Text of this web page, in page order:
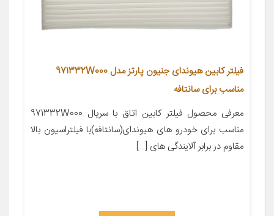
فیلتر کابین هیوندای جنیون پارتز مدل 971332W000
مناسب برای سانتافه
معرفی محصول فیلتر کابین اتاق با سریال 971332W000
مناسب برای خودرو های هیوندای(سانتافه)با فیلتراسیون بالا
مقاوم در برابر آلایندگی های […]